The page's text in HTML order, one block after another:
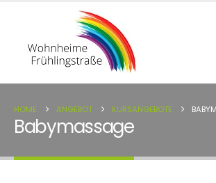
HOME ANGEBOT KURSANGEBOTE
Babymassage